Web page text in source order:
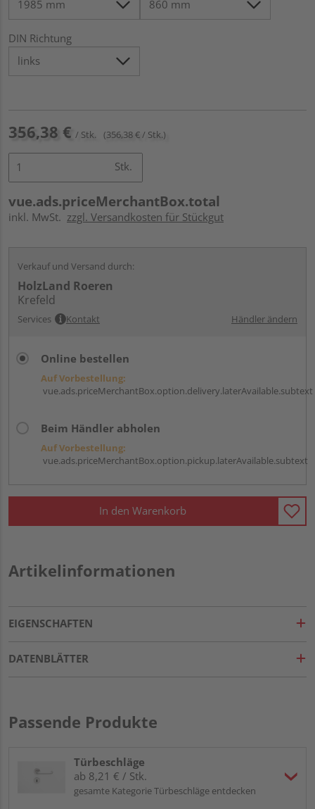
DIN Richtung
356,38 € / Stk. (356,38 € / Stk.)
Stk.
vue.ads.priceMerchantBox.total
inkl. MwSt. zzgl. Versandkosten für Stückgut
Verkauf und Versand durch:
HolzLand Roeren
Krefeld
Services Kontakt Händler ändern
Online bestellen
Auf Vorbestellung:
vue.ads.priceMerchantBox.option.delivery.laterAvailable.subtext
Beim Händler abholen
Auf Vorbestellung:
vue.ads.priceMerchantBox.option.pickup.laterAvailable.subtext
In den Warenkorb
Artikelinformationen
EIGENSCHAFTEN
DATENBLÄTTER
Passende Produkte
Türbeschläge
ab 8,21 € / Stk.
gesamte Kategorie Türbeschläge entdecken